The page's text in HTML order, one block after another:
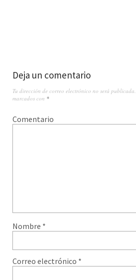
Deja un comentario
Tu dirección de correo electrónico no será publicada.
marcados con *
Comentario
Nombre *
Correo electrónico *